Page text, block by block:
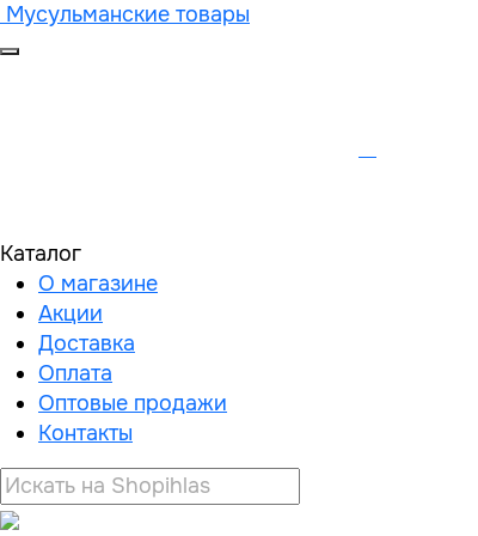
Мусульманские товары
Каталог
О магазине
Акции
Доставка
Оплата
Оптовые продажи
Контакты